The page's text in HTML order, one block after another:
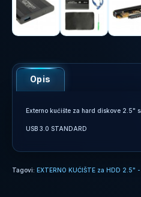
Opis
Externo kućište za hard diskove 2.5"
USB 3.0 STANDARD
Tagovi: EXTERNO KUĆIŠTE za HDD 2.5"